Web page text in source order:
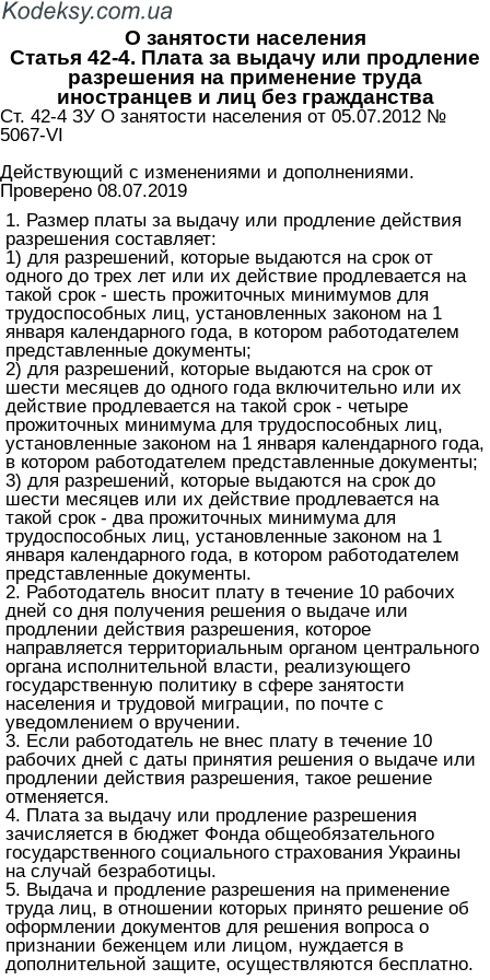
О занятости населения
Статья 42-4. Плата за выдачу или продление
разрешения на применение труда
иностранцев и лиц без гражданства
Ст. 42-4 ЗУ О занятости населения от 05.07.2012 №
5067-VI
Действующий с изменениями и дополнениями.
Проверено 08.07.2019
1. Размер платы за выдачу или продление действия
разрешения составляет:
1) для разрешений, которые выдаются на срок от
одного до трех лет или их действие продлевается на
такой срок - шесть прожиточных минимумов для
трудоспособных лиц, установленных законом на 1
января календарного года, в котором работодателем
представленные документы;
2) для разрешений, которые выдаются на срок от
шести месяцев до одного года включительно или их
действие продлевается на такой срок - четыре
прожиточных минимума для трудоспособных лиц,
установленные законом на 1 января календарного года,
в котором работодателем представленные документы;
3) для разрешений, которые выдаются на срок до
шести месяцев или их действие продлевается на
такой срок - два прожиточных минимума для
трудоспособных лиц, установленные законом на 1
января календарного года, в котором работодателем
представленные документы.
2. Работодатель вносит плату в течение 10 рабочих
дней со дня получения решения о выдаче или
продлении действия разрешения, которое
направляется территориальным органом центрального
органа исполнительной власти, реализующего
государственную политику в сфере занятости
населения и трудовой миграции, по почте с
уведомлением о вручении.
3. Если работодатель не внес плату в течение 10
рабочих дней с даты принятия решения о выдаче или
продлении действия разрешения, такое решение
отменяется.
4. Плата за выдачу или продление разрешения
зачисляется в бюджет Фонда общеобязательного
государственного социального страхования Украины
на случай безработицы.
5. Выдача и продление разрешения на применение
труда лиц, в отношении которых принято решение об
оформлении документов для решения вопроса о
признании беженцем или лицом, нуждается в
дополнительной защите, осуществляются бесплатно.